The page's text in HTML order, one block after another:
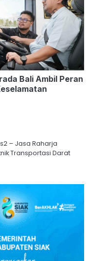
Bali Ambil Peran
– Jasa Raharja
Transportasi Darat